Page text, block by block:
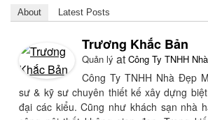
About Latest Posts
Trương Khắc Bản
Quản lý at Công Ty TNHH
Công Ty TNHH Nhà Đẹp
sư & kỹ sư chuyên thiết kế xây dựng
đại các kiểu. Cũng như khách sạn nhà